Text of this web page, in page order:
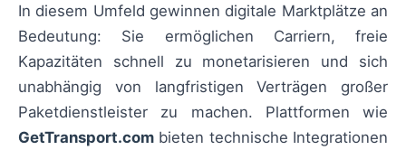
In diesem Umfeld gewinnen digitale Marktplätze an
Bedeutung: Sie ermöglichen Carriern, freie
Kapazitäten schnell zu monetarisieren und sich
unabhängig von langfristigen Verträgen großer
Paketdienstleister zu machen. Plattformen wie
GetTransport.com bieten technische Integrationen